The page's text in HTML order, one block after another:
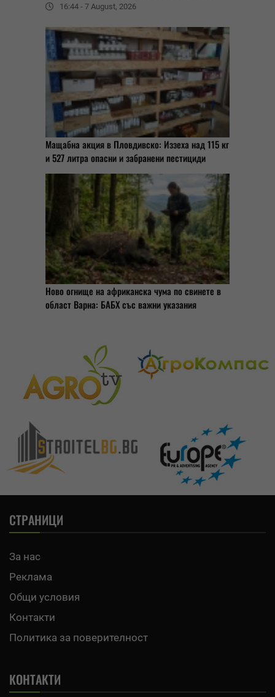
16:44 - 7 August, 2026
Мащабна акция в Пловдивско: Иззеха над 115 кг
и 527 литра опасни и забранени пестициди
Ново огнище на африканска чума по свинете в
област Варна: БАБХ със важни указания
СТРАНИЦИ
За нас
Реклама
Общи условия
Контакти
Политика за поверителност
КОНТАКТИ